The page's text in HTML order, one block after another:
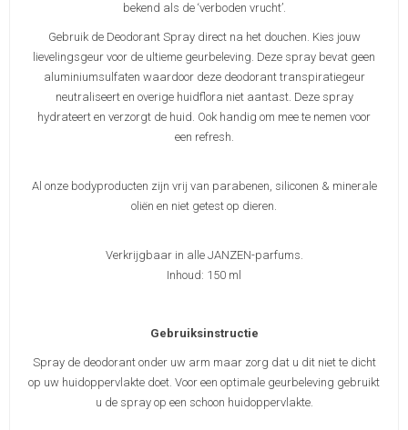
bekend als de ‘verboden vrucht’.
Gebruik de Deodorant Spray direct na het douchen. Kies jouw
lievelingsgeur voor de ultieme geurbeleving. Deze spray bevat geen
aluminiumsulfaten waardoor deze deodorant transpiratiegeur
neutraliseert en overige huidflora niet aantast. Deze spray
hydrateert en verzorgt de huid. Ook handig om mee te nemen voor
een refresh.
Al onze bodyproducten zijn vrij van parabenen, siliconen & minerale
oliën en niet getest op dieren.
Verkrijgbaar in alle JANZEN-parfums.
Inhoud: 150 ml
Gebruiksinstructie
Spray de deodorant onder uw arm maar zorg dat u dit niet te dicht
op uw huidoppervlakte doet. Voor een optimale geurbeleving gebruikt
u de spray op een schoon huidoppervlakte.